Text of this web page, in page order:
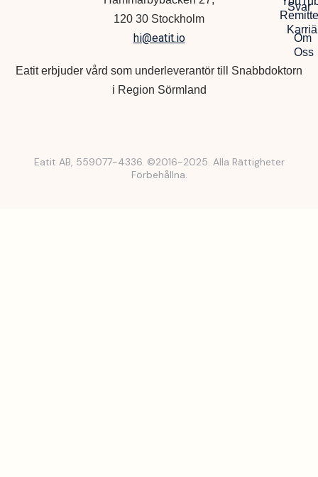
120 30 Stockholm
hi@eatit.io
Eatit erbjuder vård som underleverantör till Snabbdoktorn
i Region Sörmland
Om
Oss
Svar
Eatit AB, 559077-4336. ©2016-2025. Alla Rättigheter
Förbehållna.